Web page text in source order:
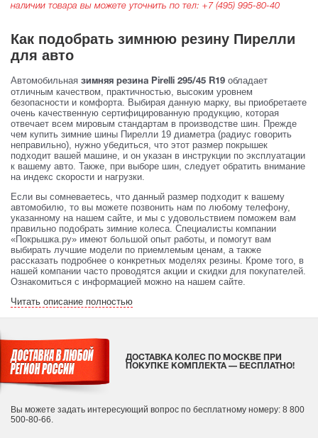
наличии товара вы можете уточнить по тел: +7 (495) 995-80-40
Как подобрать зимнюю резину Пирелли
для авто
Автомобильная зимняя резина Pirelli 295/45 R19 обладает
отличным качеством, практичностью, высоким уровнем
безопасности и комфорта. Выбирая данную марку, вы приобретаете
очень качественную сертифицированную продукцию, которая
отвечает всем мировым стандартам в производстве шин. Прежде
чем купить зимние шины Пирелли 19 диаметра (радиус говорить
неправильно), нужно убедиться, что этот размер покрышек
подходит вашей машине, и он указан в инструкции по эксплуатации
к вашему авто. Также, при выборе шин, следует обратить внимание
на индекс скорости и нагрузки.
Если вы сомневаетесь, что данный размер подходит к вашему
автомобилю, то вы можете позвонить нам по любому телефону,
указанному на нашем сайте, и мы с удовольствием поможем вам
правильно подобрать зимние колеса. Специалисты компании
«Покрышка.ру» имеют большой опыт работы, и помогут вам
выбирать лучшие модели по приемлемым ценам, а также
рассказать подробнее о конкретных моделях резины. Кроме того, в
нашей компании часто проводятся акции и скидки для покупателей.
Ознакомиться с информацией можно на нашем сайте.
Читать описание полностью
ДОСТАВКА КОЛЕС ПО МОСКВЕ ПРИ
ПОКУПКЕ КОМПЛЕКТА — БЕСПЛАТНО!
Вы можете задать интересующий вопрос по бесплатному номеру: 8 800
500-80-66.